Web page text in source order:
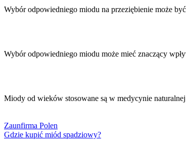
Wybór odpowiedniego miodu na przeziębienie może
Wybór odpowiedniego miodu może mieć znaczący
Miody od wieków stosowane są w medycynie
Zaunfirma Polen
Gdzie kupić miód spadziowy?